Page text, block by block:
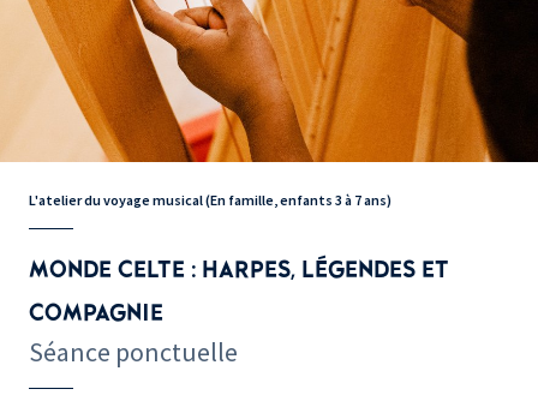
L'atelier du voyage musical (En famille, enfants 3 à 7 ans)
MONDE CELTE : HARPES, LÉGENDES ET
COMPAGNIE
Séance ponctuelle